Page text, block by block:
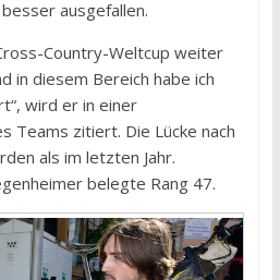
ausgefallen.
Country-Weltcup weiter
in diesem Bereich habe ich
wird er in einer
Teams zitiert. Die Lücke nach
als im letzten Jahr.
belegte Rang 47.